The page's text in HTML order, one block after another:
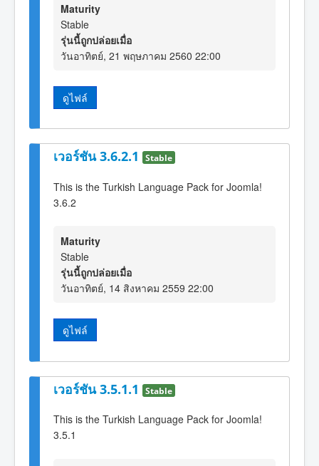
Maturity
Stable
รุ่นนี้ถูกปล่อยเมื่อ
วันอาทิตย์, 21 พฤษภาคม 2560 22:00
ดูไฟล์
เวอร์ชัน 3.6.2.1 Stable
This is the Turkish Language Pack for Joomla!
3.6.2
Maturity
Stable
รุ่นนี้ถูกปล่อยเมื่อ
วันอาทิตย์, 14 สิงหาคม 2559 22:00
ดูไฟล์
เวอร์ชัน 3.5.1.1 Stable
This is the Turkish Language Pack for Joomla!
3.5.1